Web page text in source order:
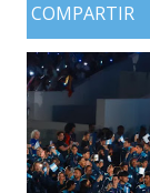
COMPARTIR